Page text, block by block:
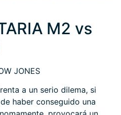
M2 vs
a un serio dilema, si
haber conseguido una